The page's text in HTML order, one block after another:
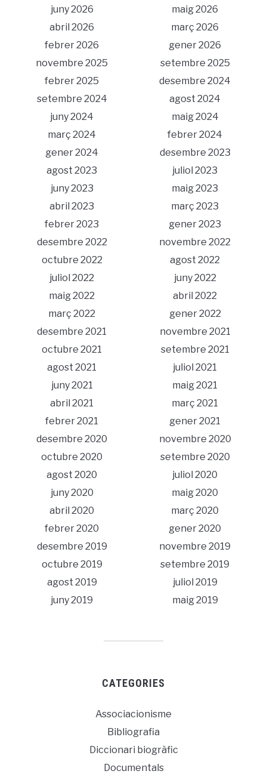
juny 2026
maig 2026
abril 2026
març 2026
febrer 2026
gener 2026
novembre 2025
setembre 2025
febrer 2025
desembre 2024
setembre 2024
agost 2024
juny 2024
maig 2024
març 2024
febrer 2024
gener 2024
desembre 2023
agost 2023
juliol 2023
juny 2023
maig 2023
abril 2023
març 2023
febrer 2023
gener 2023
desembre 2022
novembre 2022
octubre 2022
agost 2022
juliol 2022
juny 2022
maig 2022
abril 2022
març 2022
gener 2022
desembre 2021
novembre 2021
octubre 2021
setembre 2021
agost 2021
juliol 2021
juny 2021
maig 2021
abril 2021
març 2021
febrer 2021
gener 2021
desembre 2020
novembre 2020
octubre 2020
setembre 2020
agost 2020
juliol 2020
juny 2020
maig 2020
abril 2020
març 2020
febrer 2020
gener 2020
desembre 2019
novembre 2019
octubre 2019
setembre 2019
agost 2019
juliol 2019
juny 2019
maig 2019
CATEGORIES
Associacionisme
Bibliografia
Diccionari biogràfic
Documentals